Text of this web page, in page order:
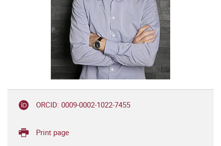
ORCID: 0009-0002-1022-7455
Print page